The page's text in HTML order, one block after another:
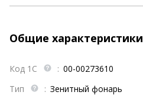
Общие характеристики
Код 1С : 00-00273610
Тип
: Зенитный фонарь